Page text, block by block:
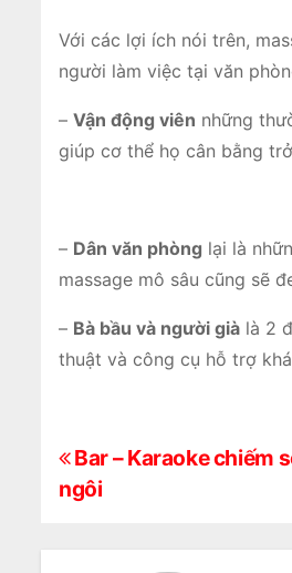
Với các lợi ích nói trên,
người làm việc tại văn
– Vận động viên những
giúp cơ thể họ cân bằng
– Dân văn phòng lại là
massage mô sâu cũng sẽ
– Bà bầu và người già là 2
thuật và công cụ hỗ trợ
Đ
i
Bar – Karaoke chiếm
ngôi